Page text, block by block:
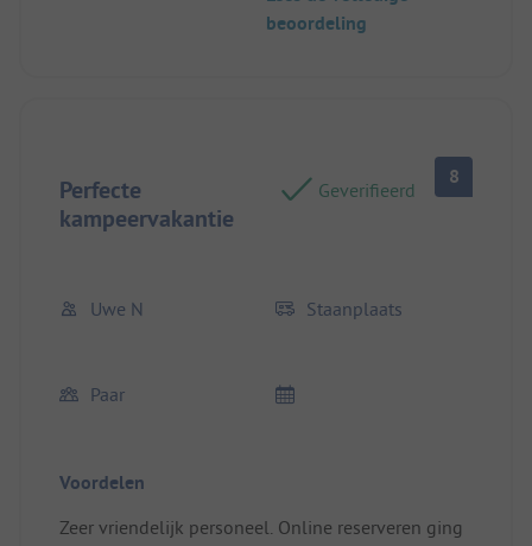
beoordeling
Perfecte
kampeervakantie
Geverifieerd
8
Uwe N Staanplaats
Paar
Voordelen
Zeer vriendelijk personeel. Online reserveren ging